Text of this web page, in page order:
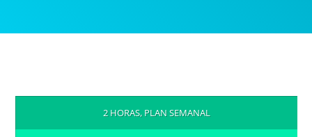
2 HORAS, PLAN SEMANAL